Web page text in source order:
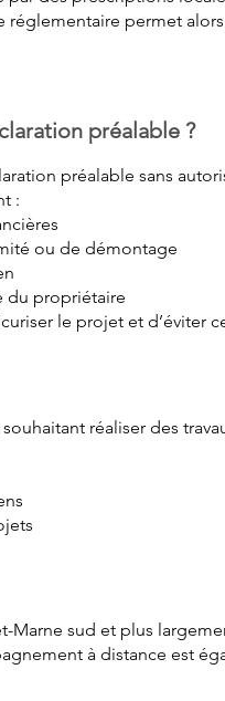
réglementaire permet
préalable ?
préalable sans
:
ou de démontage
du propriétaire
le projet et d’éviter
réaliser des
Marne sud et plus
à distance est